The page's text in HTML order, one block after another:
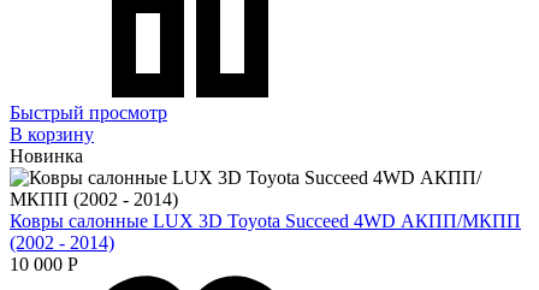
Быстрый просмотр
В корзину
Новинка
Ковры салонные LUX 3D Toyota Succeed 4WD АКПП/МКПП
(2002 - 2014)
10 000 Р